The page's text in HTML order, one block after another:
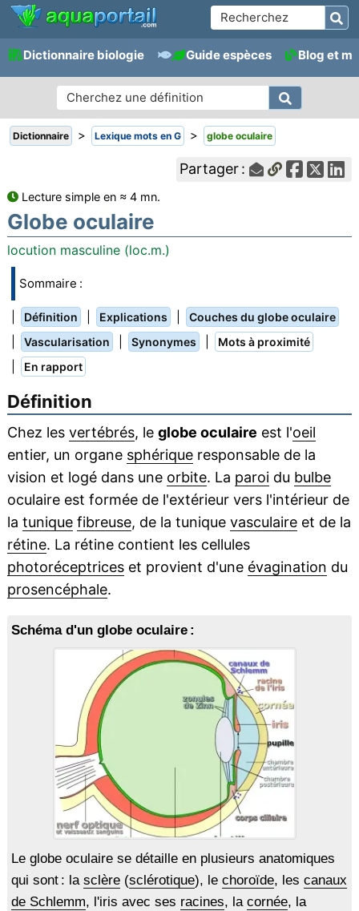
Dictionnaire biologie Guide espèces Blog et
Dictionnaire > Lexique mots en G > globe oculaire
Partager :
Lecture simple en ≈ 4 mn.
Globe oculaire
locution masculine (loc.m.)
Sommaire :
Définition Explications Couches du globe oculaire
Vascularisation Synonymes Mots à proximité
En rapport
Définition
Chez les vertébrés, le globe oculaire est l'oeil
entier, un organe sphériqueresponsable de la
vision et logé dans une orbite. La paroidu bulbe
oculaire est formée de l'extérieur vers l'intérieur de
la tunique fibreuse, de la tunique vasculaireet de la
rétine. La rétine contient les cellules
photoréceptriceset provient d'une évagination du
prosencéphale.
Schéma d'un globe oculaire :
Le globe oculaire se détaille en plusieurs anatomiques
qui sont : la sclère(sclérotique), le choroïde, les canaux
de Schlemm, l'iris avec ses racines, la cornée, la